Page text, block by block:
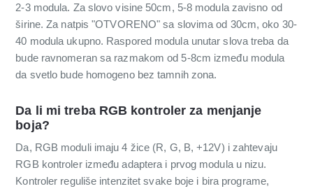
2-3 modula. Za slovo visine 50cm, 5-8 modula zavisno od
širine. Za natpis "OTVORENO" sa slovima od 30cm, oko 30-
40 modula ukupno. Raspored modula unutar slova treba da
bude ravnomeran sa razmakom od 5-8cm između modula
da svetlo bude homogeno bez tamnih zona.
Da li mi treba RGB kontroler za menjanje
boja?
Da, RGB moduli imaju 4 žice (R, G, B, +12V) i zahtevaju
RGB kontroler između adaptera i prvog modula u nizu.
Kontroler reguliše intenzitet svake boje i bira programe,